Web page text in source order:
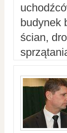
budynek
ścian,